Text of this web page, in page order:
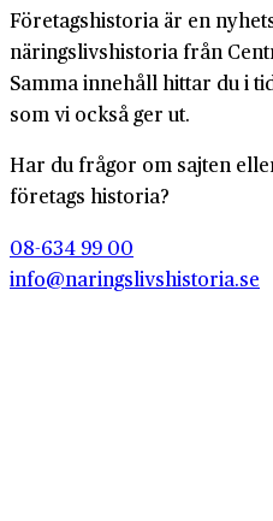
Företagshistoria är en
näringslivshistoria från
Samma innehåll hittar du i
som vi också ger ut.
Har du frågor om sajten
företags historia?
08-634 99 00
info@naringslivshistoria.se